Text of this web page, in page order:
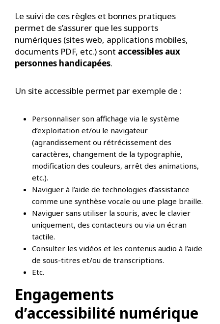
Le suivi de ces règles et bonnes pratiques
permet de s’assurer que les supports
numériques (sites web, applications mobiles,
documents PDF, etc.) sont accessibles aux
personnes handicapées.
Un site accessible permet par exemple de :
Personnaliser son affichage via le système
d’exploitation et/ou le navigateur
(agrandissement ou rétrécissement des
caractères, changement de la typographie,
modification des couleurs, arrêt des animations,
etc.).
Naviguer à l’aide de technologies d’assistance
comme une synthèse vocale ou une plage braille.
Naviguer sans utiliser la souris, avec le clavier
uniquement, des contacteurs ou via un écran
tactile.
Consulter les vidéos et les contenus audio à l’aide
de sous-titres et/ou de transcriptions.
Etc.
Engagements
d’accessibilité numérique